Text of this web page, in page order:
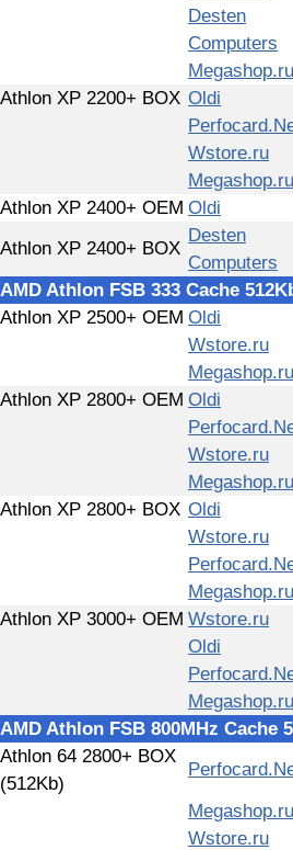
Desten
Computers
Megashop.ru
Athlon XP 2200+ BOX Oldi
Wstore.ru
Megashop.ru
Athlon XP 2400+ OEM Oldi
Athlon XP 2400+ BOX
Desten
Computers
AMD Athlon FSB 333 Cache
Athlon XP 2500+ OEM Oldi
Wstore.ru
Megashop.ru
Athlon XP 2800+ OEM Oldi
Wstore.ru
Megashop.ru
Athlon XP 2800+ BOX Oldi
Wstore.ru
Megashop.ru
Athlon XP 3000+ OEM Wstore.ru
Oldi
Megashop.ru
AMD Athlon FSB 800MHz Cache
Athlon 64 2800+ BOX
(512Kb)
Megashop.ru
Wstore.ru